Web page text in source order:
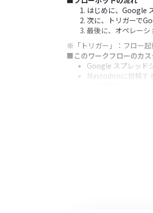
はじめに、Google
次に、トリガーで
最後に、オペレー
※「トリガー」：フロー起
■このワークフローのカス
Google スプレッド
Mastodonに投稿す